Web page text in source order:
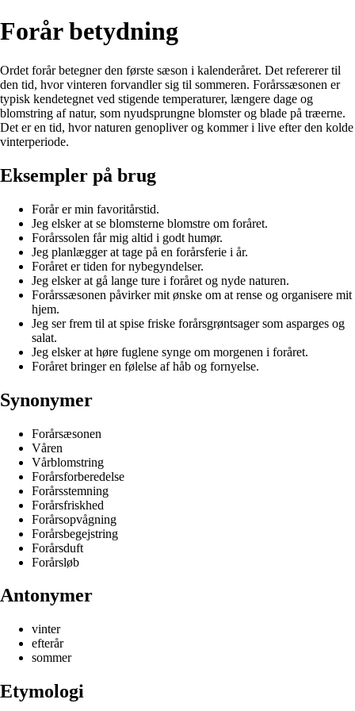
Forår betydning
Ordet forår betegner den første sæson i kalenderåret. Det refererer til
den tid, hvor vinteren forvandler sig til sommeren. Forårssæsonen er
typisk kendetegnet ved stigende temperaturer, længere dage og
blomstring af natur, som nyudsprungne blomster og blade på træerne.
Det er en tid, hvor naturen genopliver og kommer i live efter den kolde
vinterperiode.
Eksempler på brug
Forår er min favoritårstid.
Jeg elsker at se blomsterne blomstre om foråret.
Forårssolen får mig altid i godt humør.
Jeg planlægger at tage på en forårsferie i år.
Foråret er tiden for nybegyndelser.
Jeg elsker at gå lange ture i foråret og nyde naturen.
Forårssæsonen påvirker mit ønske om at rense og organisere mit
hjem.
Jeg ser frem til at spise friske forårsgrøntsager som asparges og
salat.
Jeg elsker at høre fuglene synge om morgenen i foråret.
Foråret bringer en følelse af håb og fornyelse.
Synonymer
Forårsæsonen
Våren
Vårblomstring
Forårsforberedelse
Forårsstemning
Forårsfriskhed
Forårsopvågning
Forårsbegejstring
Forårsduft
Forårsløb
Antonymer
vinter
efterår
sommer
Etymologi